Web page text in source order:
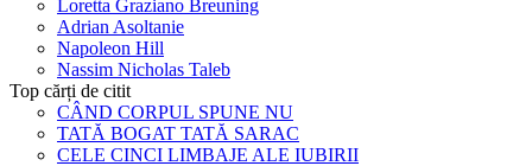
Loretta Graziano Breuning
Adrian Asoltanie
Napoleon Hill
Nassim Nicholas Taleb
Top cărți de citit
CÂND CORPUL SPUNE NU
TATĂ BOGAT TATĂ SARAC
CELE CINCI LIMBAJE ALE IUBIRII